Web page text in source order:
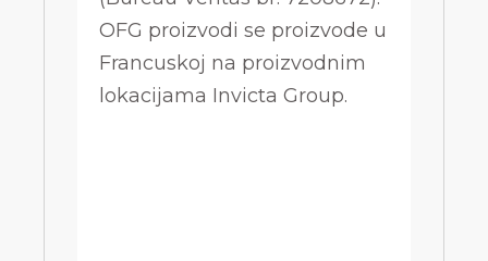
OFG proizvodi se proizvode u
Francuskoj na proizvodnim
lokacijama Invicta Group.